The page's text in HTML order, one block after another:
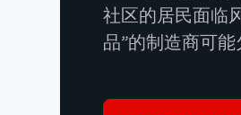
社区的居民面临
品”的制造商可